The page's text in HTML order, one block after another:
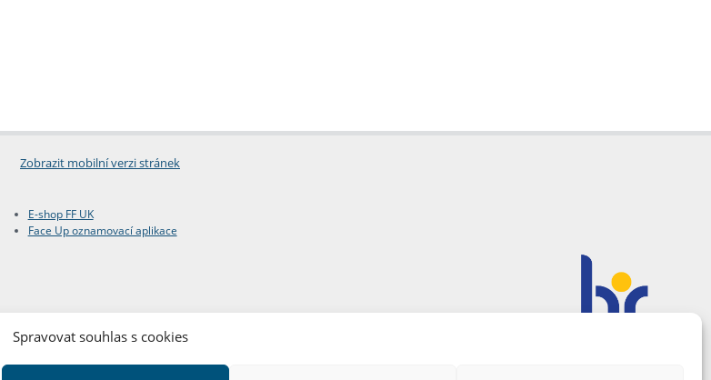
Spravovat souhlas s cookies
Zobrazit mobilní verzi stránek
E-shop FF UK
Face Up oznamovací aplikace